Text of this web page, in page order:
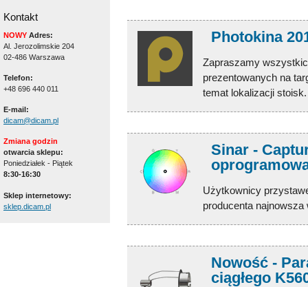
Kontakt
NOWY Adres:
Al. Jerozolimskie 204
02-486 Warszawa
Telefon:
+48 696 440 011
E-mail:
dicam@dicam.pl
Zmiana godzin
otwarcia sklepu:
Poniedziałek - Piątek
8:30-16:30
Sklep internetowy:
sklep.dicam.pl
Photokina
Zapraszamy
prezentowanych na
temat lokalizacji stoisk.
Sinar -
Użytkownicy
producenta
Nowość -
ciągłego